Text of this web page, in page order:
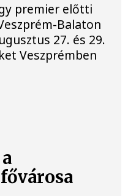
premier előtti
Balaton
27. és 29.
Veszprémben